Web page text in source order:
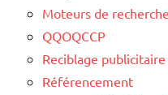
Moteurs de
QQOQCCP
Reciblage
Référencement